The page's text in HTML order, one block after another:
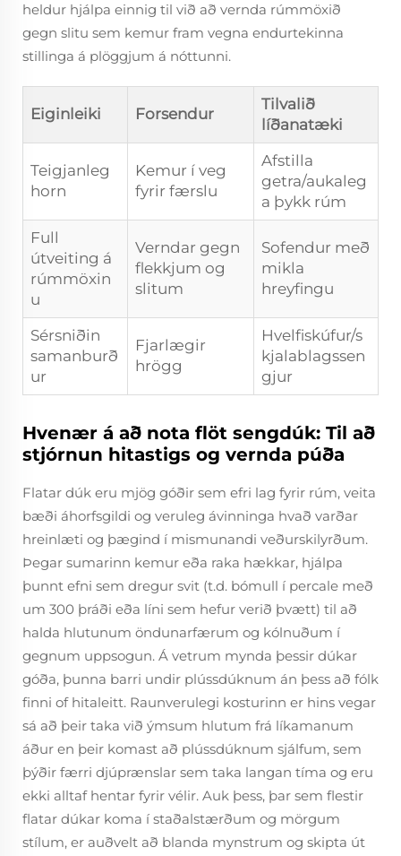
heldur hjálpa einnig til við að vernda rúmmöxið
gegn slitu sem kemur fram vegna endurtekinna
stillinga á plöggjum á nóttunni.
Eiginleiki Forsendur
Tilvalið
líðanatæki
Teigjanleg
horn
Kemur í veg
fyrir færslu
Afstilla
getra/aukaleg
a þykk rúm
Full
útveiting á
rúmmöxin
u
Verndar gegn
flekkjum og
slitum
Sofendur með
mikla
hreyfingu
Sérsniðin
samanburð
ur
Fjarlægir
hrögg
Hvelfiskúfur/s
kjalablagssen
gjur
Hvenær á að nota flöt sengdúk: Til að
stjórnun hitastigs og vernda púða
Flatar dúk eru mjög góðir sem efri lag fyrir rúm, veita
bæði áhorfsgildi og veruleg ávinninga hvað varðar
hreinlæti og þægind í mismunandi veðurskilyrðum.
Þegar sumarinn kemur eða raka hækkar, hjálpa
þunnt efni sem dregur svit (t.d. bómull í percale með
um 300 þráði eða líni sem hefur verið þvætt) til að
halda hlutunum öndunarfærum og kólnuðum í
gegnum uppsogun. Á vetrum mynda þessir dúkar
góða, þunna barri undir plússdúknum án þess að fólk
finni of hitaleitt. Raunverulegi kosturinn er hins vegar
sá að þeir taka við ýmsum hlutum frá líkamanum
áður en þeir komast að plússdúknum sjálfum, sem
þýðir færri djúprænslar sem taka langan tíma og eru
ekki alltaf hentar fyrir vélir. Auk þess, þar sem flestir
flatar dúkar koma í staðalstærðum og mörgum
stílum, er auðvelt að blanda mynstrum og skipta út